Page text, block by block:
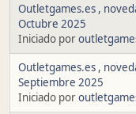
Outletgames.es ,
Octubre 2025
Iniciado por
Outletgames.es ,
Septiembre 2025
Iniciado por